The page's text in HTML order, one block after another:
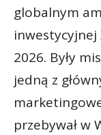
globalnym
inwestycyjnej
2026. Były
jedną z
przebywał w